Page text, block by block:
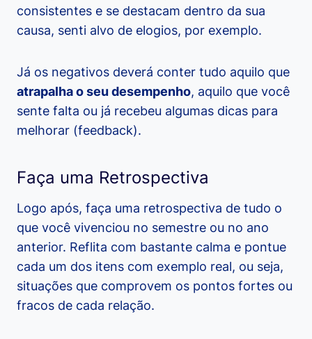
consistentes e se destacam dentro da sua
causa, senti alvo de elogios, por exemplo.
Já os negativos deverá conter tudo aquilo que
atrapalha o seu desempenho, aquilo que você
sente falta ou já recebeu algumas dicas para
melhorar (feedback).
Faça uma Retrospectiva
Logo após, faça uma retrospectiva de tudo o
que você vivenciou no semestre ou no ano
anterior. Reflita com bastante calma e pontue
cada um dos itens com exemplo real, ou seja,
situações que comprovem os pontos fortes ou
fracos de cada relação.